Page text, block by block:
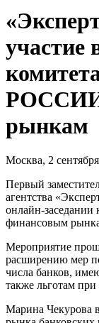
участие
рынкам
Москва, 2
Первый
агентства
онлайн-
финансовым
Мероприятие
расширению мер
числа банков,
также льготам
Марина Чекурова